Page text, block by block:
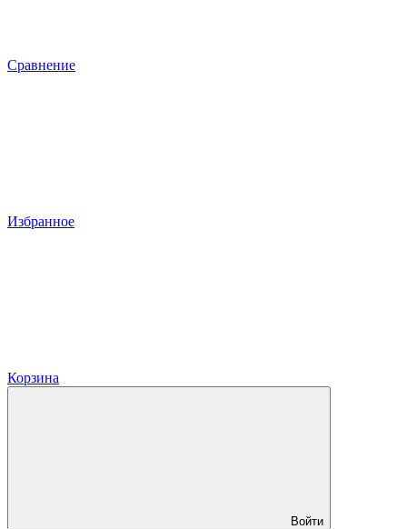
Сравнение
Избранное
Корзина
Войти